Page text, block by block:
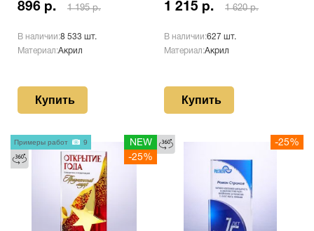
896 р. 1 195 р.
В наличии:8 533 шт.
Материал:Акрил
Купить
1 215 р. 1 620 р.
В наличии:627 шт.
Материал:Акрил
Купить
NEW
-25%
Примеры работ 9 -25%